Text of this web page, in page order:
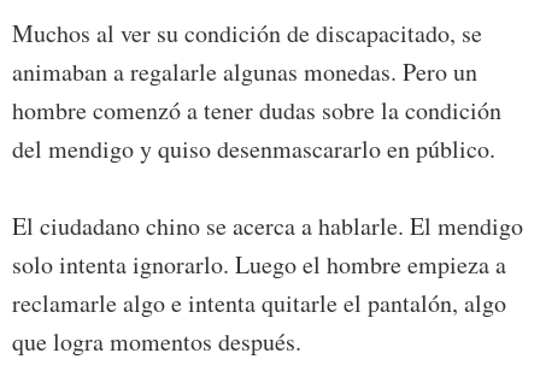
Muchos al ver su condición de discapacitado, se
animaban a regalarle algunas monedas. Pero un
hombre comenzó a tener dudas sobre la condición
del mendigo y quiso desenmascararlo en público.
El ciudadano chino se acerca a hablarle. El mendigo
solo intenta ignorarlo. Luego el hombre empieza a
reclamarle algo e intenta quitarle el pantalón, algo
que logra momentos después.